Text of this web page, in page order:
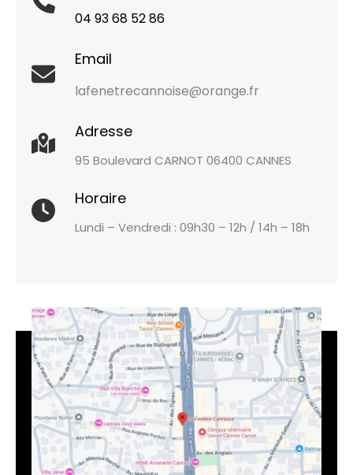
04 93 68 52 86
Email
lafenetrecannoise@orange.fr
Adresse
95 Boulevard CARNOT 06400 CANNES
Horaire
Lundi – Vendredi : 09h30 – 12h / 14h – 18h